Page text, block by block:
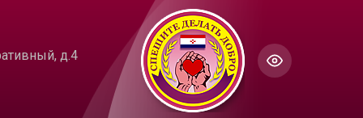
озвучивание
Настройки по умолчанию
д.4